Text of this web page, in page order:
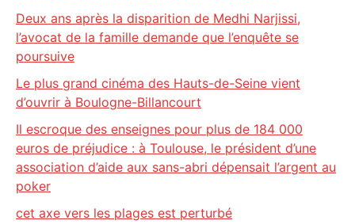
Deux ans après la disparition de Medhi Narjissi,
l’avocat de la famille demande que l’enquête se
poursuive
Le plus grand cinéma des Hauts-de-Seine vient
d’ouvrir à Boulogne-Billancourt
Il escroque des enseignes pour plus de 184 000
euros de préjudice : à Toulouse, le président d’une
association d’aide aux sans-abri dépensait l’argent au
poker
cet axe vers les plages est perturbé